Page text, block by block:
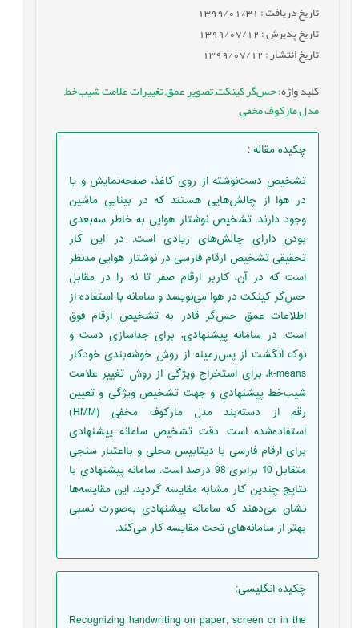
تاریخ دریافت : 1399/01/31
تاریخ پذیرش : 1399/07/12
تاریخ انتشار : 1399/07/12
کلید واژه:حس‌گر کینکت,تصویر عمق,تغییرات علامت شیب‌خط,
مدل مارکوف مخفی,
چکیده مقاله:
تشخیص دست‌نوشته از روی کاغذ، صفحه‌نمایش و یا
در هوا از چالش‌هایی هستند که در بینایی ماشین
وجود دارند. تشخیص نوشتار هوایی به خاطر سه‌بعدی
بودن دارای چالش‌های زیادی است. در این کار
تحقیقی تشخیص ارقام فارسی در نوشتار هوایی مدنظر
است که در آن، کاربر ارقام صفر تا نه را در مقابل
حس‌گر کینکت در هوا می‌نویسد و سامانه با استفاده از
اطلاعات عمق حس‌گر قادر به تشخیص ارقام فوق
است. در سامانه پیشنهادی، برای جداسازی دست و
نوک انگشت از پس‌زمینه از روش خوشه‌بندی خودکار
k-means، برای استخراج ویژگی از روش تغییر علامت
شیب‌خط پیشنهادی و جهت تشخیص ویژگی و تعیین
رقم از دسته‌بند مدل مارکوف مخفی (HMM)
استفاده‌شده است. دقت تشخیص سامانه پیشنهادی
برای ارقام فارسی با دیتابیس محلی و بااعتبار سنجی
متقابل 10 برابری 98 درصد است. سامانه پیشنهادی با
نتایج چندین کار مشابه مقایسه گردید، این مقایسه‌ها
نشان می‌دهند که سامانه پیشنهادی به‌صورت نسبی
بهتر از سامانه‌های تحت مقایسه کار می‌کند.
چکیده انگلیسی:
Recognizing handwriting on paper, screen or in the